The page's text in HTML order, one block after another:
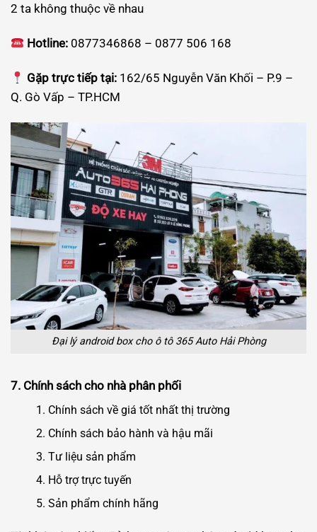
2 ta không thuộc về nhau
Hotline: 0877346868 – 0877 506 168
Gặp trực tiếp tại: 162/65 Nguyễn Văn Khối – P.9 –
Q. Gò Vấp – TP.HCM
Đại lý android box cho ô tô 365 Auto Hải Phòng
7. Chính sách cho nhà phân phối
Chính sách về giá tốt nhất thị trường
Chính sách bảo hành và hậu mãi
Tư liệu sản phẩm
Hỗ trợ trực tuyến
Sản phẩm chính hãng